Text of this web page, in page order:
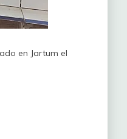
en Jartum el